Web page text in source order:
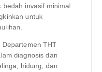
bedah invasif minimal
untuk
Departemen THT
diagnosis dan
hidung, dan